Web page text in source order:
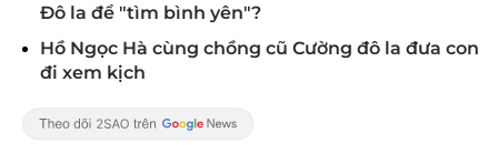
Đô la để "tìm bình yên"?
Hồ Ngọc Hà cùng chồng cũ Cường đô la đưa con
đi xem kịch